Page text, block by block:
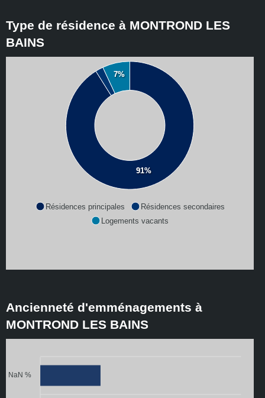
Type de résidence à MONTROND LES
BAINS
91%
7%
Résidences principales
Résidences secondaires
Logements vacants
Ancienneté d'emménagements à
MONTROND LES BAINS
NaN %